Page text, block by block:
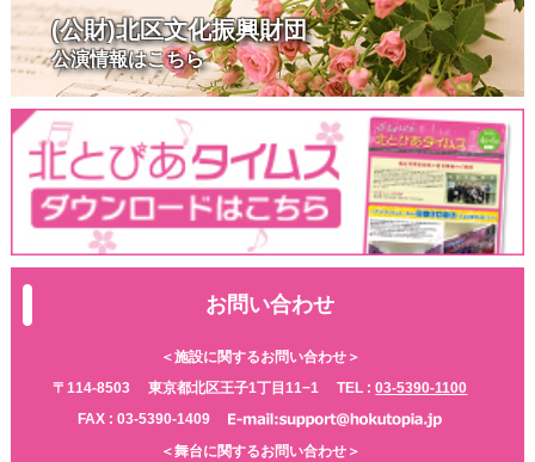
(公財)北区文化振興財団
公演情報はこちら
お問い合わせ
＜施設に関するお問い合わせ＞
〒114-8503
東京都北区王子1丁目11−1 TEL :03-5390-1100
FAX : 03-5390-1409
＜舞台に関するお問い合わせ＞